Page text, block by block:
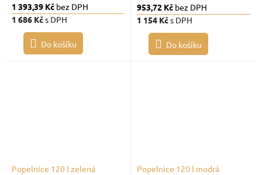
1 393,39 Kč bez DPH
1 686 Kčs DPH
Do košíku
953,72 Kč bez DPH
1 154 Kčs DPH
Do košíku
Popelnice 120 l zelená Popelnice 120 l modrá